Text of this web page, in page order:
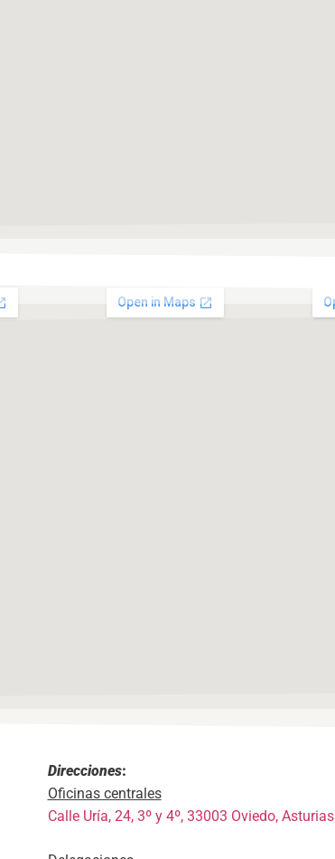
Direcciones:
Oficinas centrales
Calle Uría, 24, 3º y 4º, 33003 Oviedo, Asturias